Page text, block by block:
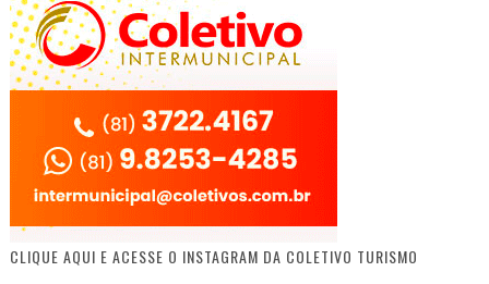
CLIQUE AQUI E ACESSE O INSTAGRAM DA COLETIVO TURISMO